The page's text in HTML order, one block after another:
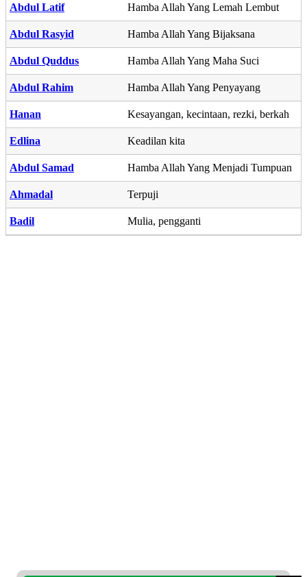
Abdul Latif Hamba Allah Yang Lemah Lembut
Abdul Rasyid Hamba Allah Yang Bijaksana
Abdul Quddus Hamba Allah Yang Maha Suci
Abdul Rahim Hamba Allah Yang Penyayang
Hanan Kesayangan, kecintaan, rezki, berkah
Edlina Keadilan kita
Abdul Samad Hamba Allah Yang Menjadi Tumpuan
Ahmadal Terpuji
Badil Mulia, pengganti